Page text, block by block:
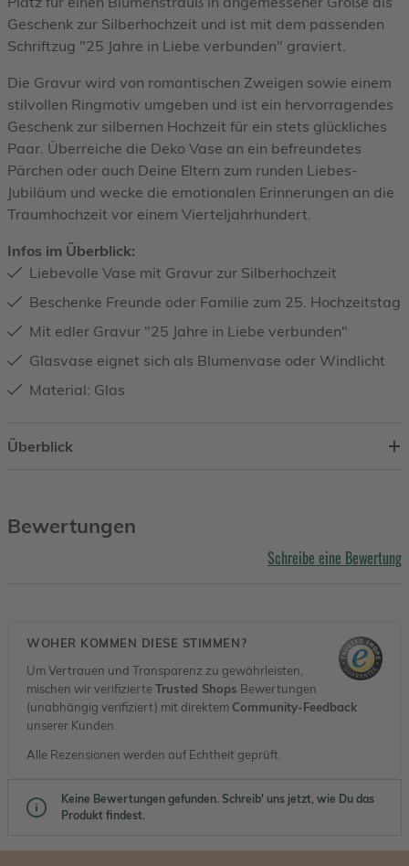
Geschenk zur Silberhochzeit und ist mit dem passenden
Schriftzug "25 Jahre in Liebe verbunden" graviert.
Die Gravur wird von romantischen Zweigen sowie einem
stilvollen Ringmotiv umgeben und ist ein hervorragendes
Geschenk zur silbernen Hochzeit für ein stets glückliches
Paar. Überreiche die Deko Vase an ein befreundetes
Pärchen oder auch Deine Eltern zum runden Liebes-
Jubiläum und wecke die emotionalen Erinnerungen an die
Traumhochzeit vor einem Vierteljahrhundert.
Infos im Überblick:
Liebevolle Vase mit Gravur zur Silberhochzeit
Beschenke Freunde oder Familie zum 25. Hochzeitstag
Mit edler Gravur "25 Jahre in Liebe verbunden"
Glasvase eignet sich als Blumenvase oder Windlicht
Material: Glas
Überblick
Bewertungen
Schreibe eine Bewertung
WOHER KOMMEN DIESE STIMMEN?
Um Vertrauen und Transparenz zu gewährleisten,
mischen wir verifizierteTrusted Shops Bewertungen
(unabhängig verifiziert) mit direktem Community-Feedback
unserer Kunden.
Alle Rezensionen werden auf Echtheit geprüft.
Keine Bewertungen gefunden. Schreib' uns jetzt, wie Du das
Produkt findest.